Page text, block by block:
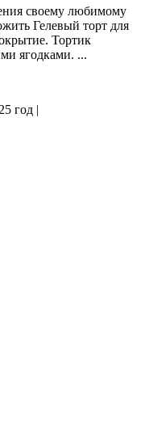
своему любимому
Гелевый торт для
Тортик
ягодками. ...
год |